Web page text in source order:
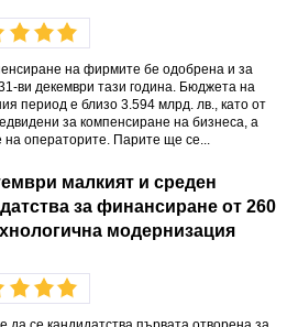
на фирмите бе одобрена и за
ви декември тази година. Бюджета на
период е близо 3.594 млрд. лв., като от
за компенсиране на бизнеса, а
на операторите. Парите ще се...
малкият и среден
за финансиране от 260
модернизация